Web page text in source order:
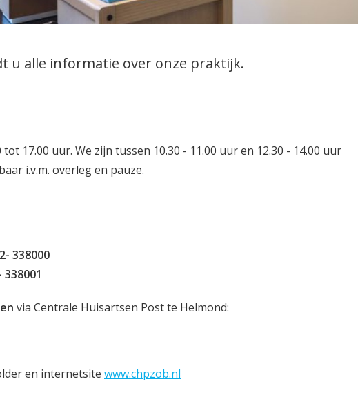
u alle informatie over onze praktijk.
17.00 uur. We zijn tussen 10.30 - 11.00 uur en 12.30 - 14.00 uur
i.v.m. overleg en pauze.
338000
338001
via Centrale Huisartsen Post te Helmond:
en internetsite www.chpzob.nl